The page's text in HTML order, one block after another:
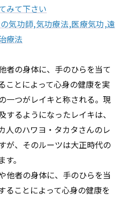
みて下さい
気功師,気功療法,医療気功,遠
療法
者の身体に、手のひらを当て
ことによって心身の健康を実
一つがレイキと称される。現
るようになったレイキは、
人のハワヨ・タカタさんのレ
が、そのルーツは大正時代の
。
他者の身体に、手のひらを当
ることによって心身の健康を